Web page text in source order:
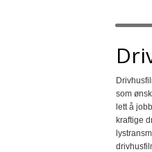
som
lett å
kraftige